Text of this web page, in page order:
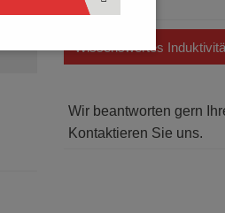
Wissenswertes
Wir beantworten gern
Kontaktieren Sie uns.